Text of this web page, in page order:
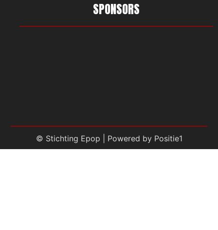
SPONSORS
© Stichting Epop | Powered by Positie1